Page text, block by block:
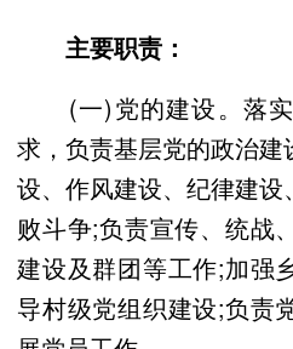
主要职责：
(一)党的建设。落实
求，负责基层党的政治
设、作风建设、纪律建
败斗争;负责宣传、统战
建设及群团等工作;加强
导村级党组织建设;负责